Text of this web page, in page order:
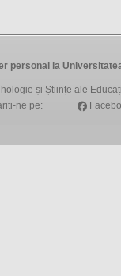
personal la
și Științe ale
ne pe: